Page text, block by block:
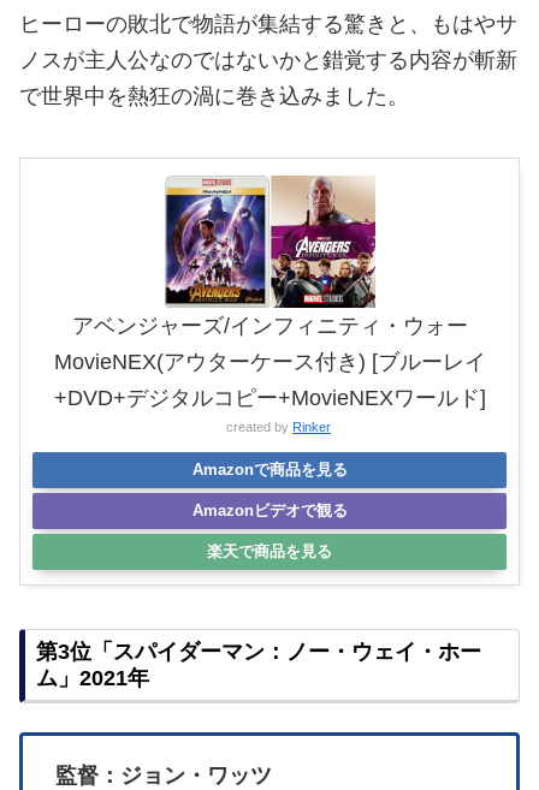
ヒーローの敗北で物語が集結する驚きと、もはやサ
ノスが主人公なのではないかと錯覚する内容が斬新
で世界中を熱狂の渦に巻き込みました。
アベンジャーズ/インフィニティ・ウォー
MovieNEX(アウターケース付き) [ブルーレイ
+DVD+デジタルコピー+MovieNEXワールド]
created by Rinker
Amazonで商品を見る
Amazonビデオで観る
楽天で商品を見る
第3位「スパイダーマン：ノー・ウェイ・ホー
ム」2021年
監督：ジョン・ワッツ